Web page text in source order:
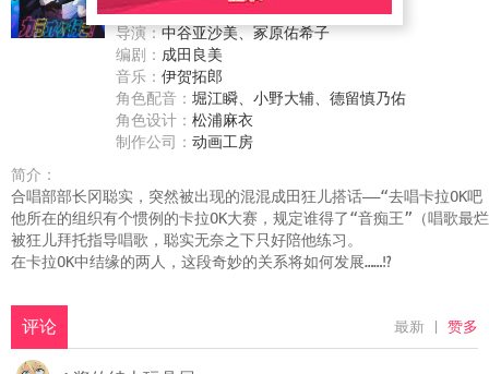
原作：和山やま
导演：中谷亚沙美、冢原佑希子
编剧： 成田良美
音乐： 伊贺拓郎
角色配音： 堀江瞬、 小野大辅、 德留慎乃佑
角色设计： 松浦麻衣
制作公司： 动画工房
简介：
合唱部部长冈聪实，突然被出现的混混成田狂儿搭话——“去唱卡拉OK吧
他所在的组织有个惯例的卡拉OK大赛，规定谁得了“音痴王”（唱歌最
被狂儿拜托指导唱歌，聪实无奈之下只好陪他练习。
在卡拉OK中结缘的两人，这段奇妙的关系将如何发展……⁉